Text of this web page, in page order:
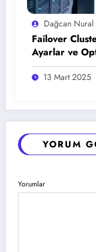
Dağcan Nural
Failover
Ayarlar ve
13 Mart 2025
YORUM
Yorumlar